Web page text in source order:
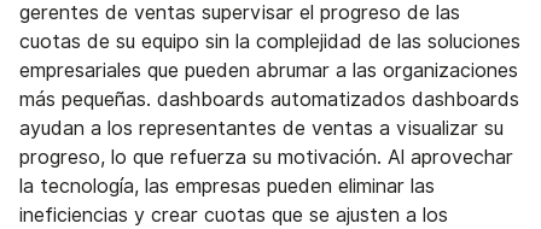
gerentes de ventas supervisar el progreso de las
cuotas de su equipo sin la complejidad de las soluciones
empresariales que pueden abrumar a las organizaciones
más pequeñas. dashboards automatizados dashboards
ayudan a los representantes de ventas a visualizar su
progreso, lo que refuerza su motivación. Al aprovechar
la tecnología, las empresas pueden eliminar las
ineficiencias y crear cuotas que se ajusten a los